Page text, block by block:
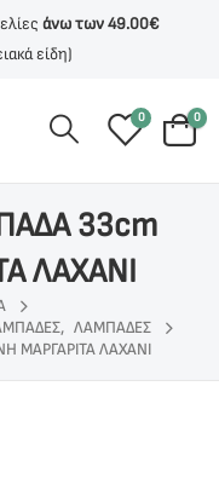
άνω των 49.00€
είδη)
0 0
33cm
ΛΑΧΑΝΙ
, ΛΑΜΠΑΔΕΣ
ΜΑΡΓΑΡΙΤΑ ΛΑΧΑΝΙ